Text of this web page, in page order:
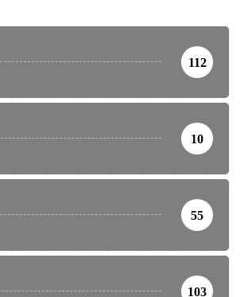
112
10
55
103